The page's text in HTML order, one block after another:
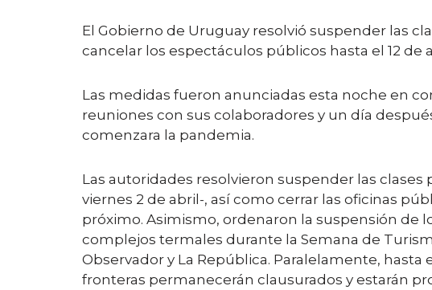
El Gobierno de Uruguay resolvió suspender las
cancelar los espectáculos públicos hasta el 12
Las medidas fueron anunciadas esta noche en
reuniones con sus colaboradores y un día
comenzara la pandemia.
Las autoridades resolvieron suspender las clases
viernes 2 de abril-, así como cerrar las oficinas
próximo. Asimismo, ordenaron la suspensión de
complejos termales durante la Semana de
Observador y La República. Paralelamente,
fronteras permanecerán clausurados y estarán